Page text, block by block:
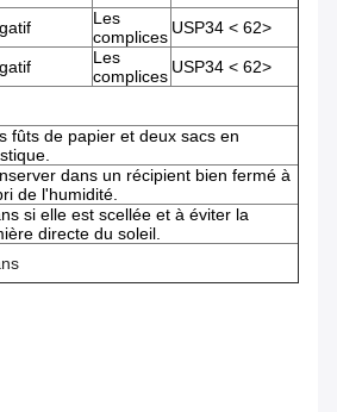
Les
complices USP34 < 62>
Les
complices USP34 < 62>
fûts de papier et deux sacs en
dans un récipient bien fermé à
de l'humidité.
si elle est scellée et à éviter la
directe du soleil.